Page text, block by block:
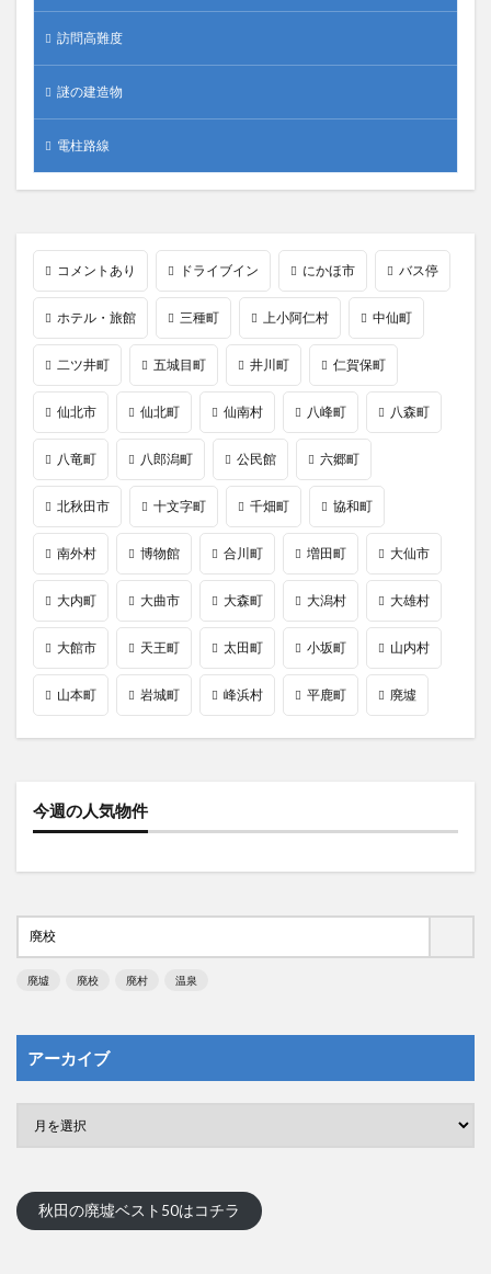
訪問高難度
謎の建造物
電柱路線
コメントあり ドライブイン にかほ市 バス停
ホテル・旅館 三種町 上小阿仁村 中仙町
二ツ井町 五城目町 井川町 仁賀保町
仙北市 仙北町 仙南村 八峰町 八森町
八竜町 八郎潟町 公民館 六郷町
北秋田市 十文字町 千畑町 協和町
南外村 博物館 合川町 増田町 大仙市
大内町 大曲市 大森町 大潟村 大雄村
大館市 天王町 太田町 小坂町 山内村
山本町 岩城町 峰浜村 平鹿町 廃墟
今週の人気物件
廃墟 廃校 廃村 温泉
アーカイブ
秋田の廃墟ベスト50はコチラ